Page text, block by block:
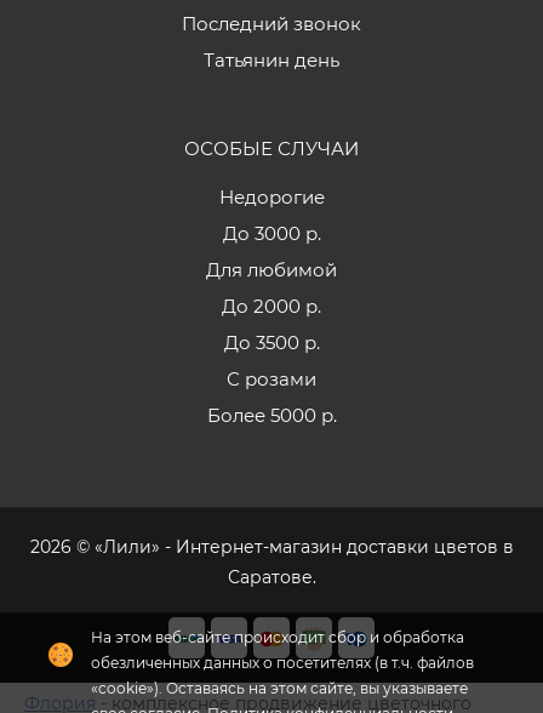
Последний звонок
Татьянин день
ОСОБЫЕ СЛУЧАИ
Недорогие
До 3000 р.
Для любимой
До 2000 р.
До 3500 р.
С розами
Более 5000 р.
2026 © «Лили» - Интернет-магазин доставки цветов в
Саратове.
Флория - комплексное продвижение цветочного